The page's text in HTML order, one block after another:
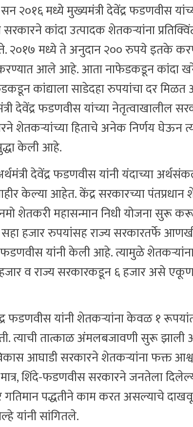
२०१६ मध्ये मुख्यमंत्री देवेंद्र फडणवीस
कांदा उत्पादक शेतकऱ्यांना
२०१७ मध्ये ते अनुदान २०० रुपये इतके
आले आहे. आता नाफेडकडून कांदा
कांद्याला साडेदहा रुपयांचा दर मिळत
देवेंद्र फडणवीस यांच्या नेतृत्वाखालील
शेतकऱ्यांच्या हिताचे अनेक निर्णय घेऊन
केली आहे.
देवेंद्र फडणवीस यांनी यंदाच्या
केल्या आहेत. केंद्र सरकारच्या पंतप्रधान
नमो शेतकरी महासन्मान निधी योजना सुरू
सहा हजार रुपयांसह राज्य सरकारतर्फे
यांनी केली आहे. त्यामुळे शेतकऱ्यांना
व राज्य सरकारकडून ६ हजार असे
फडणवीस यांनी शेतकऱ्यांना केवळ १
त्याची तात्काळ अंमलबजावणी सुरू झाली
आघाडी सरकारने शेतकऱ्यांना फक्त
मात्र, शिंदे-फडणवीस सरकारने जनतेला
पद्धतीने काम करत असल्याचे
यांनी सांगितले.